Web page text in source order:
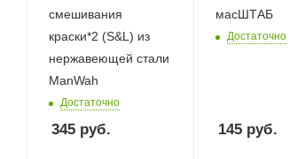
смешивания
краски*2 (S&L) из
нержавеющей стали
ManWah
Достаточно
345 руб.
масШТАБ
Достаточно
145руб.